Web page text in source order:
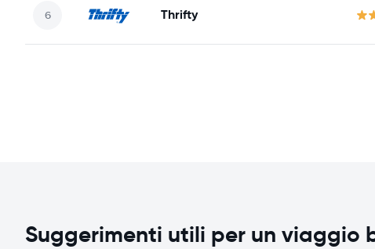
Thrifty
Suggerimenti utili per un viaggio